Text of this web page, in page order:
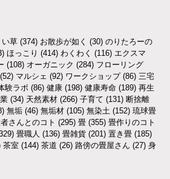
い草 (374) お散歩が如く (30) のりたろーの
ほっこり (414) わくわく (116) エクスマ
(108) オーガニック (284) フローリング
(52) マルシェ (92) ワークショップ(86) 三宅
験ラボ (86) 健康 (198) 健康寿命 (189) 再生
(34) 天然素材 (266) 子育て (131) 断捨離
無垢 (46) 無垢材 (105) 無染土 (152) 琉球畳
さんとのコト (295) 畳 (355) 畳作りのコト
畳職人 (136) 畳雑貨 (201) 置き畳 (185)
茶室 (144) 茶道 (26) 路傍の畳屋さん (27) 身